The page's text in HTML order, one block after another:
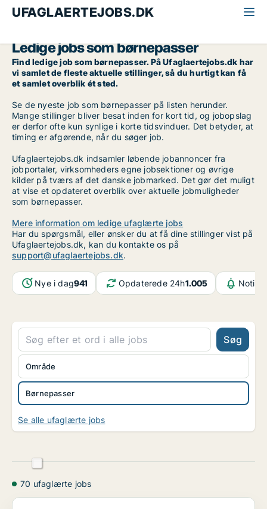
UFAGLAERTEJOBS.DK
Ledige jobs som børnepasser
Find ledige job som børnepasser. På Ufaglaertejobs.dk har
vi samlet de fleste aktuelle stillinger, så du hurtigt kan få
et samlet overblik ét sted.
Se de nyeste job som børnepasser på listen herunder.
Mange stillinger bliver besat inden for kort tid, og jobopslag
er derfor ofte kun synlige i korte tidsvinduer. Det betyder, at
timing er afgørende, når du søger job.
Ufaglaertejobs.dk indsamler løbende jobannoncer fra
jobportaler, virksomheders egne jobsektioner og øvrige
kilder på tværs af det danske jobmarked. Det gør det muligt
at vise et opdateret overblik over aktuelle jobmuligheder
som børnepasser.
Mere information om ledige ufaglærte jobs
Har du spørgsmål, eller ønsker du at få dine stillinger vist på
Ufaglaertejobs.dk, kan du kontakte os på
support@ufaglaertejobs.dk.
Nye i dag941 Opdaterede 24h1.005
Søg
Børnepasser
Område
Se alle ufaglærte jobs
70 ufaglærte jobs
Er du vores nye gæstedagplejer i Hedensted?